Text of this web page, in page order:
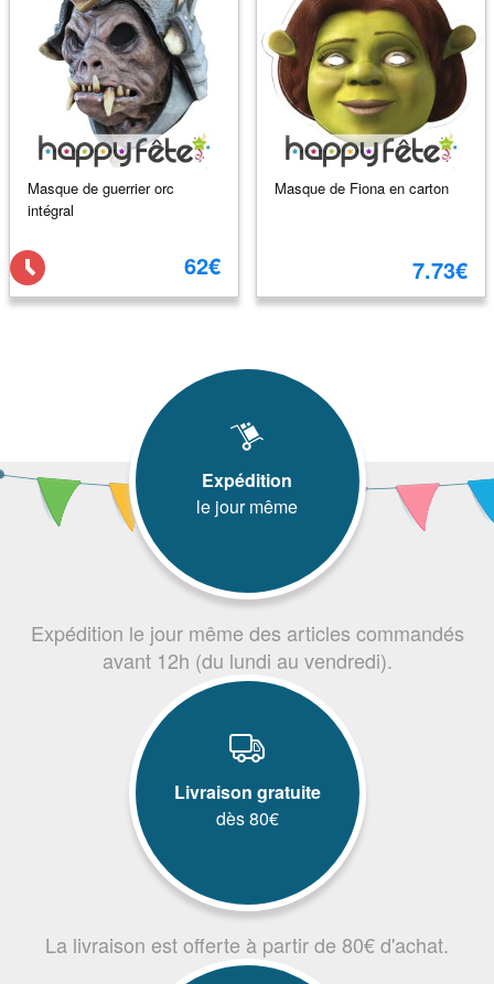
Masque de guerrier orc
intégral
62€
Masque de Fiona en carton
7.73€
Expédition
le jour même
Expédition le jour même des articles commandés
avant 12h (du lundi au vendredi).
Livraison gratuite
dès 80€
La livraison est offerte à partir de 80€ d'achat.